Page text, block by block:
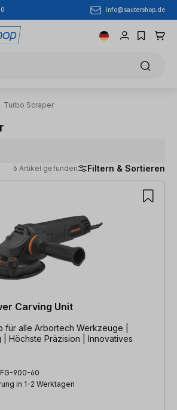
info@sautershop.de
Turbo Scraper
6 Artikel gefunden Filtern & Sortieren
Carving Unit
für alle Arbortech Werkzeuge |
| Höchste Präzision | Innovatives
900-60
in 1-2 Werktagen